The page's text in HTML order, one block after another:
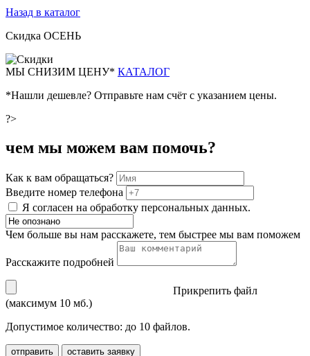
Назад в каталог
Скидка ОСЕНЬ
МЫ СНИЗИМ ЦЕНУ* КАТАЛОГ
*Нашли дешевле? Отправьте нам счёт с указанием цены.
?>
чем мы можем вам помочь?
Как к вам обращаться?
Введите номер телефона
Я согласен на обработку персональных данных.
Чем больше вы нам расскажете, тем быстрее мы вам поможем
Расскажите подробней
Прикрепить файл
(максимум 10 мб.)
Допустимое количество: до 10 файлов.
отправить оставить заявку